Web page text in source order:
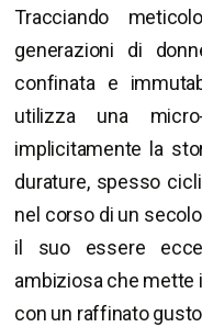
Tracciando
generazioni di
confinata e
utilizza una
implicitamente la
durature, spesso
nel corso di un
il suo essere
ambiziosa che mette
con un raffinato